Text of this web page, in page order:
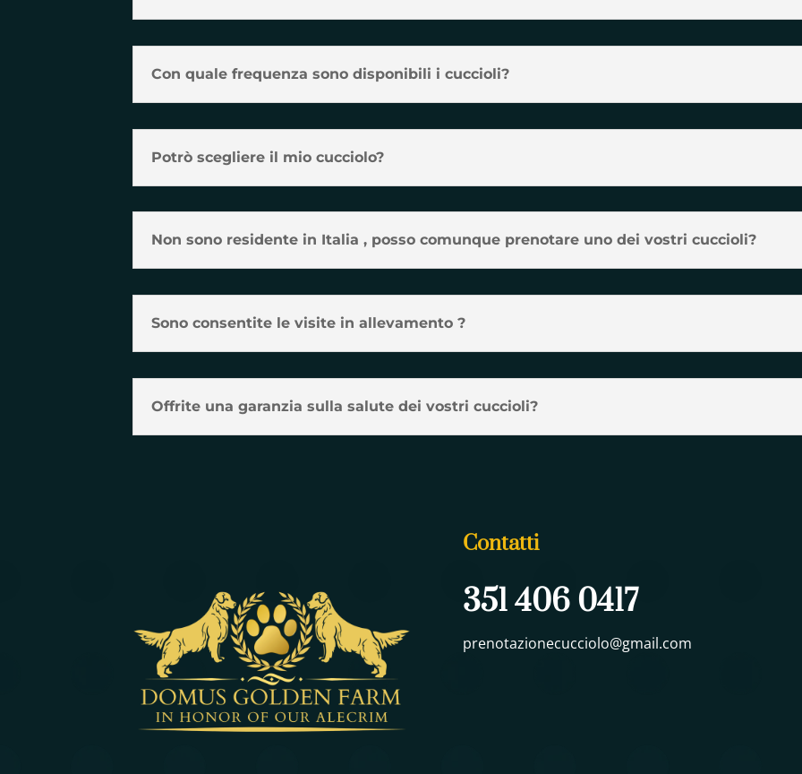
Con quale frequenza sono disponibili i cuccioli?
Potrò scegliere il mio cucciolo?
Non sono residente in Italia , posso comunque prenotare uno dei vostri cuccioli?
Sono consentite le visite in allevamento ?
Offrite una garanzia sulla salute dei vostri cuccioli?
Contatti
351 406 0417
prenotazionecucciolo@gmail.com